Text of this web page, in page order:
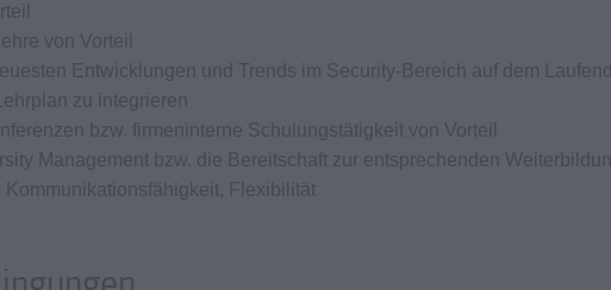
von Vorteil
Entwicklungen und Trends im Security-Bereich auf dem
zu integrieren
bzw. firmeninterne Schulungstätigkeit von Vorteil
Management bzw. die Bereitschaft zur entsprechenden
Kommunikationsfähigkeit, Flexibilität